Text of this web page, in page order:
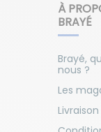
À
BRAYÉ
Brayé,
nous ?
Les
Livraison